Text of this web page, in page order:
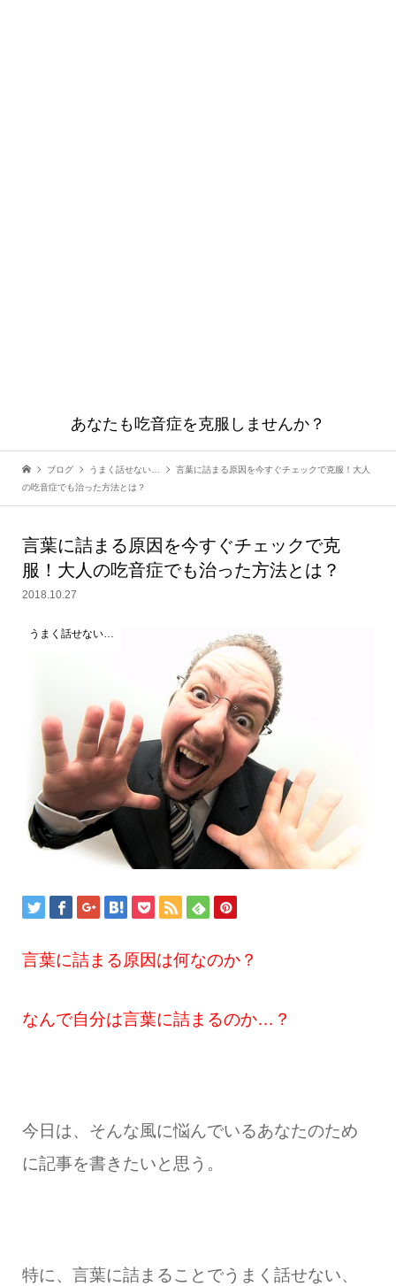
あなたも吃音症を克服しませんか？
ブログ うまく話せない…
言葉に詰まる原因を今すぐチェックで克服！大人
の吃音症でも治った方法とは？
言葉に詰まる原因を今すぐチェックで克
服！大人の吃音症でも治った方法とは？
2018.10.27
うまく話せない…
言葉に詰まる原因は何なのか？
なんで自分は言葉に詰まるのか…？
今日は、そんな風に悩んでいるあなたのため
に記事を書きたいと思う。
特に、言葉に詰まることでうまく話せない、